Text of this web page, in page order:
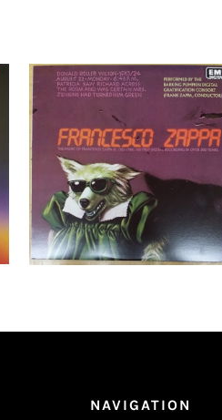
Frank Zappa – Francesco
Zappa LP
Ajouter au
panier
Détails
NAVIGATION